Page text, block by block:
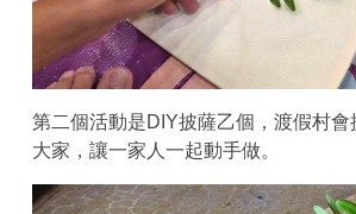
第二個活動是DIY披薩乙個，渡假村會
大家，讓一家人一起動手做。